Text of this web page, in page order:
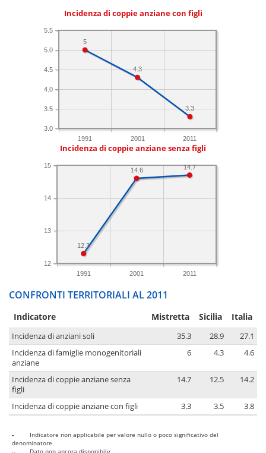
Incidenza di coppie anziane con figli
1991 2001 2011
3.0
3.5
4.0
4.5
5.0
5.5
3.3
4.3
5
Incidenza di coppie anziane senza figli
1991 2001 2011
12
13
14
15 14.7
14.6
12.3
CONFRONTI TERRITORIALI AL 2011
Indicatore Mistretta Sicilia Italia
Incidenza di anziani soli 35.3 28.9
27.1
Incidenza di famiglie monogenitoriali
anziane
6 4.3 4.6
Incidenza di coppie anziane senza
figli
14.7 12.5 14.2
Incidenza di coppie anziane con figli 3.3 3.5 3.8
-
Indicatore non applicabile per valore nullo o poco significativo del
denominatore